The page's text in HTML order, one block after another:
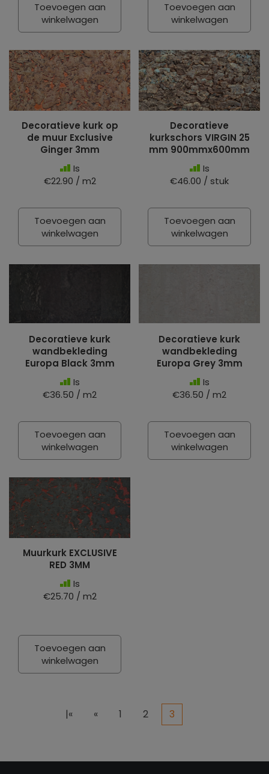
Toevoegen aan
winkelwagen
Toevoegen aan
winkelwagen
Decoratieve kurk op
de muur Exclusive
Ginger 3mm
Is
€22.90 / m2
Toevoegen aan
winkelwagen
Decoratieve
kurkschors VIRGIN 25
mm 900mmx600mm
Is
€46.00 / stuk
Toevoegen aan
winkelwagen
Decoratieve kurk
wandbekleding
Europa Black 3mm
Is
€36.50 / m2
Toevoegen aan
winkelwagen
Decoratieve kurk
wandbekleding
Europa Grey 3mm
Is
€36.50 / m2
Toevoegen aan
winkelwagen
Muurkurk EXCLUSIVE
RED 3MM
Is
€25.70 / m2
Toevoegen aan
winkelwagen
|« « 1 2 3